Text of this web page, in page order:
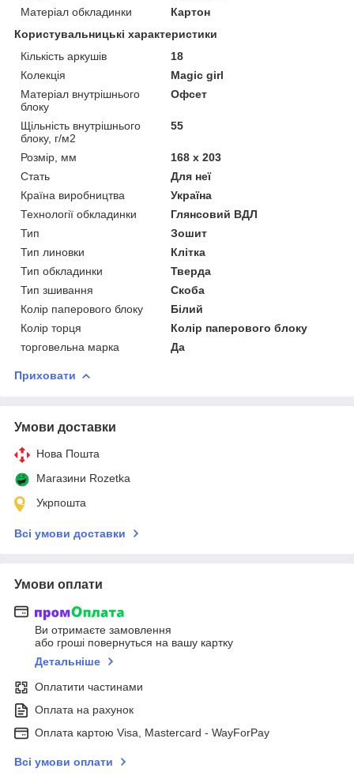
Матеріал обкладинки
Картон
Користувальницькі характеристики
Кількість аркушів
18
Колекція
Magic girl
Матеріал внутрішнього
блоку
Офсет
Щільність внутрішнього
блоку, г/м2
55
Розмір, мм
168 х 203
Стать
Для неї
Країна виробництва
Україна
Технології обкладинки
Глянсовий ВДЛ
Тип
Зошит
Тип линовки
Клітка
Тип обкладинки
Тверда
Тип зшивання
Скоба
Колір паперового блоку
Білий
Колір торця
Колір паперового блоку
торговельна марка
Да
Приховати
Умови доставки
Нова Пошта
Магазини Rozetka
Укрпошта
Всі умови доставки
Умови оплати
Ви отримаєте замовлення
або гроші повернуться на вашу картку
Детальніше
Оплатити частинами
Оплата на рахунок
Оплата картою Visa, Mastercard - WayForPay
Всі умови оплати